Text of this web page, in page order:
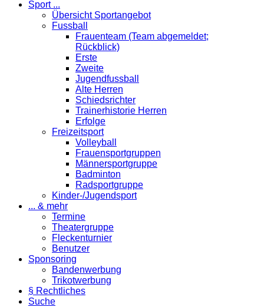
Sport ...
Übersicht Sportangebot
Fussball
Frauenteam (Team abgemeldet;
Rückblick)
Erste
Zweite
Jugendfussball
Alte Herren
Schiedsrichter
Trainerhistorie Herren
Erfolge
Freizeitsport
Volleyball
Frauensportgruppen
Männersportgruppe
Badminton
Radsportgruppe
Kinder-/Jugendsport
... & mehr
Termine
Theatergruppe
Fleckenturnier
Benutzer
Sponsoring
Bandenwerbung
Trikotwerbung
§ Rechtliches
Suche